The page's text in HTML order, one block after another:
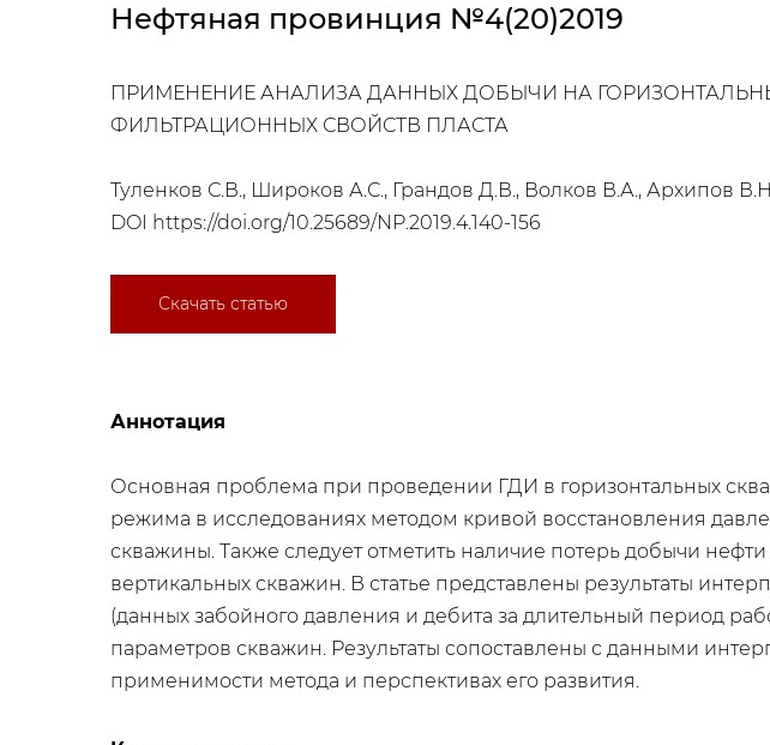
Нефтяная провинция №4(20)2019
ПРИМЕНЕНИЕ АНАЛИЗА ДАННЫХ ДОБЫЧИ НА
ФИЛЬТРАЦИОННЫХ СВОЙСТВ ПЛАСТА
Туленков С.В., Широков А.С., Грандов Д.В., Волков В.А., Архипов
DOI https://doi.org/10.25689/NP.2019.4.140-156
Скачать статью
Аннотация
Основная проблема при проведении ГДИ в горизонтальных
режима в исследованиях методом кривой восстановления
скважины. Также следует отметить наличие потерь добычи
вертикальных скважин. В статье представлены результаты
(данных забойного давления и дебита за длительный период
параметров скважин. Результаты сопоставлены с данными
применимости метода и перспективах его развития.